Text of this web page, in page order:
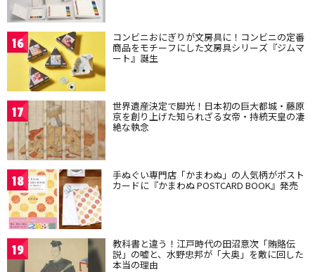
16 コンビニおにぎりが文房具に！コンビニの定番
商品をモチーフにした文房具シリーズ『ジムマ
ート』誕生
17 世界遺産決定で脚光！日本初の巨大都城・藤原
京を創り上げた知られざる女帝・持統天皇の凄
絶な執念
18 手ぬぐい専門店「かまわぬ」の人気柄がポスト
カードに『かまわぬ POSTCARD BOOK』発売
19 教科書と違う！江戸時代の田沼意次「賄賂伝
説」の嘘と、水野忠邦が「大奥」を敵に回した
本当の理由